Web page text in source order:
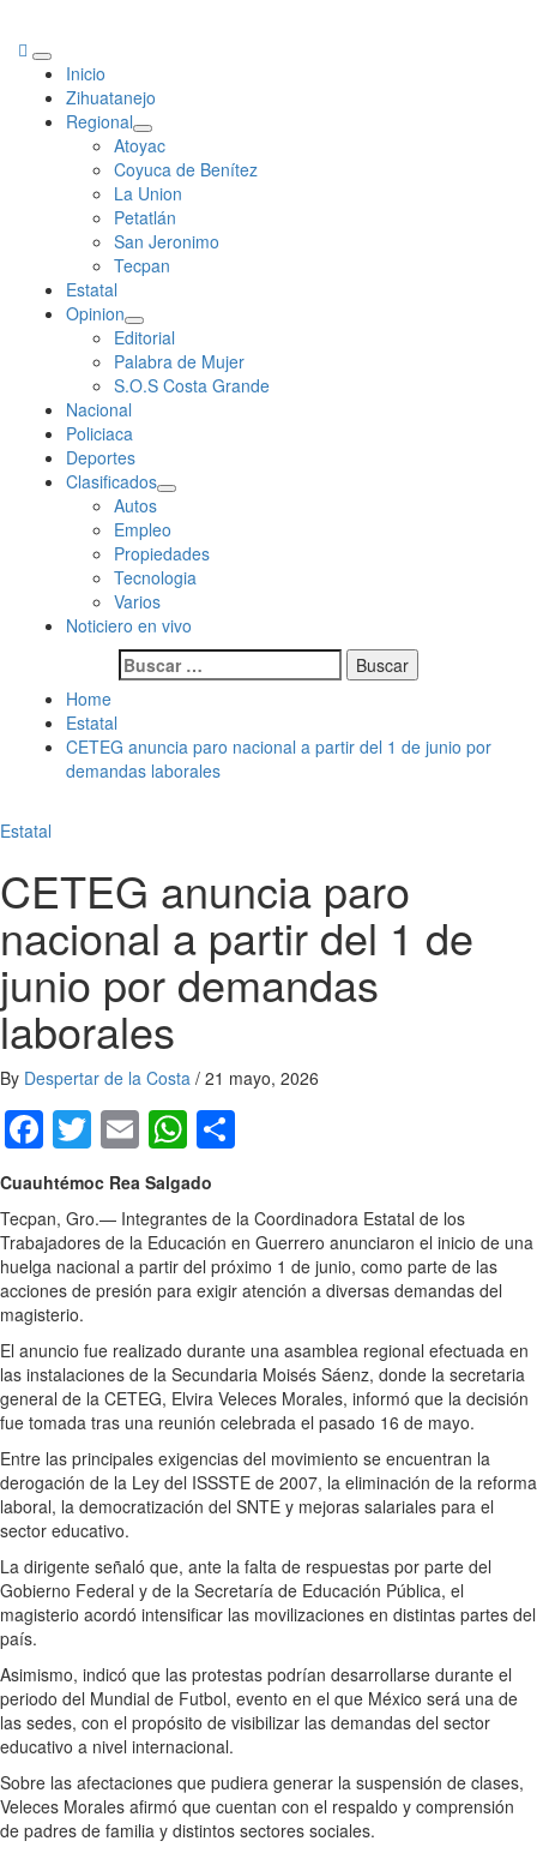
Primary
Menu
Inicio
Zihuatanejo
Regional
Atoyac
Coyuca de Benítez
La Union
Petatlán
San Jeronimo
Tecpan
Estatal
Opinion
Editorial
Palabra de Mujer
S.O.S Costa Grande
Nacional
Policiaca
Deportes
Clasificados
Autos
Empleo
Propiedades
Tecnologia
Varios
Noticiero en vivo
Buscar:
Home
Estatal
CETEG anuncia paro nacional a partir del 1 de junio por
demandas laborales
Estatal
CETEG anuncia paro
nacional a partir del 1 de
junio por demandas
laborales
By Despertar de la Costa / 21 mayo, 2026
Facebook
Twitter
EmailWhatsApp
Cuauhtémoc Rea Salgado
Tecpan, Gro.— Integrantes de la Coordinadora Estatal de los
Trabajadores de la Educación en Guerrero anunciaron el inicio de una
huelga nacional a partir del próximo 1 de junio, como parte de las
acciones de presión para exigir atención a diversas demandas del
magisterio.
El anuncio fue realizado durante una asamblea regional efectuada en
las instalaciones de la Secundaria Moisés Sáenz, donde la secretaria
general de la CETEG, Elvira Veleces Morales, informó que la decisión
fue tomada tras una reunión celebrada el pasado 16 de mayo.
Entre las principales exigencias del movimiento se encuentran la
derogación de la Ley del ISSSTE de 2007, la eliminación de la reforma
laboral, la democratización del SNTE y mejoras salariales para el
sector educativo.
La dirigente señaló que, ante la falta de respuestas por parte del
Gobierno Federal y de la Secretaría de Educación Pública, el
magisterio acordó intensificar las movilizaciones en distintas partes del
país.
Asimismo, indicó que las protestas podrían desarrollarse durante el
periodo del Mundial de Futbol, evento en el que México será una de
las sedes, con el propósito de visibilizar las demandas del sector
educativo a nivel internacional.
Sobre las afectaciones que pudiera generar la suspensión de clases,
Veleces Morales afirmó que cuentan con el respaldo y comprensión
de padres de familia y distintos sectores sociales.